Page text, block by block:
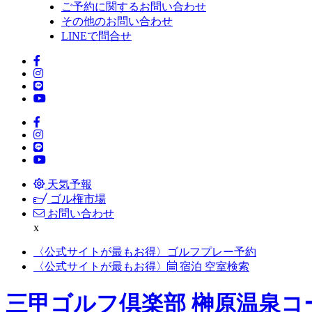
ご予約に関するお問い合わせ
その他のお問い合わせ
LINEで問合せ
天気予報
ゴル権市場
お問い合わせ
x
〈公式サイトが最もお得〉
ゴルフプレー予約
〈公式サイトが最もお得〉
宿泊 空室検索
三甲ゴルフ倶楽部 榊原温泉コ